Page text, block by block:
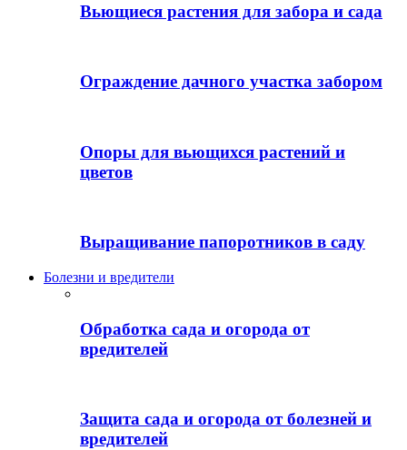
Вьющиеся растения для забора и сада
Ограждение дачного участка забором
Опоры для вьющихся растений и
цветов
Выращивание папоротников в саду
Болезни и вредители
Обработка сада и огорода от
вредителей
Защита сада и огорода от болезней и
вредителей